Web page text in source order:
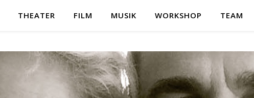
THEATER FILM MUSIK WORKSHOP TEAM